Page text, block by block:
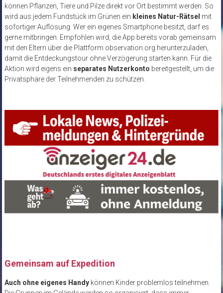
können Pflanzen, Tiere und Pilze direkt vor Ort bestimmt werden. So
wird aus jedem Fundstück im Grünen ein kleines Natur-Rätsel mit
sofortiger Auflösung. Wer ein eigenes Smartphone besitzt, darf es
gerne mitbringen. Empfohlen wird, die App bereits vorab gemeinsam
mit den Eltern über die Plattform observation.org herunterzuladen,
damit die Entdeckungstour ohne Verzögerung starten kann. Für die
Aktion wird eigens ein separates Nutzerkonto bereitgestellt, um die
Privatsphäre der Teilnehmenden zu schützen.
Gemeinsam auf Expedition
Auch ohne eigenes Handykönnen Kinder problemlos teilnehmen.